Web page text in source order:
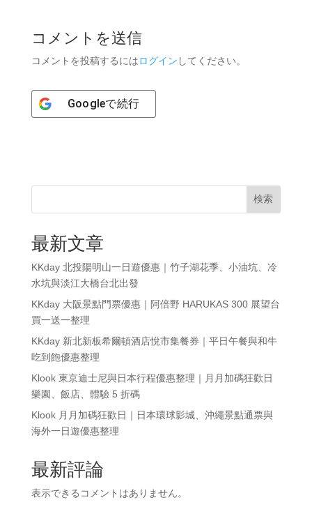
コメントを送信
コメントを投稿するにはログイン してください。
Googleで続行
検索
最新文章
KKday 北投陽明山一日遊優惠｜竹子湖花季、小油坑、冷
水坑與淡江大橋台北出發
KKday 大阪景點門票優惠｜阿倍野 HARUKAS 300 展望台
買一送一整理
KKday 新北新板希爾頓酒店悅市集餐券｜平日午餐與和牛
吃到飽優惠整理
Klook 東京迪士尼與日本行程優惠整理｜月月加碼狂歡日
樂園、飯店、體驗 5 折碼
Klook 月月加碼狂歡日｜日本環球影城、沖繩景點通票與
海外一日遊優惠整理
最新評論
表示できるコメントはありません。